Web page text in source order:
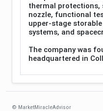
thermal protections,
nozzle, functional
upper-stage
systems, and
The company was
headquartered in
© MarketMiracleAdvisor